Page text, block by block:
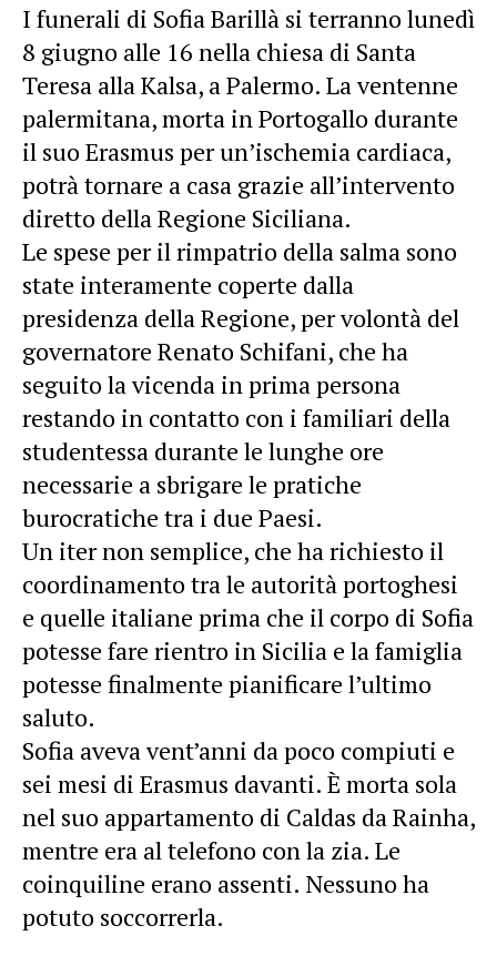
I funerali di Sofia Barillà si terranno lunedì
8 giugno alle 16 nella chiesa di Santa
Teresa alla Kalsa, a Palermo. La ventenne
palermitana, morta in Portogallo durante
il suo Erasmus per un’ischemia cardiaca,
potrà tornare a casa grazie all’intervento
diretto della Regione Siciliana.
Le spese per il rimpatrio della salma sono
state interamente coperte dalla
presidenza della Regione, per volontà del
governatore Renato Schifani, che ha
seguito la vicenda in prima persona
restando in contatto con i familiari della
studentessa durante le lunghe ore
necessarie a sbrigare le pratiche
burocratiche tra i due Paesi.
Un iter non semplice, che ha richiesto il
coordinamento tra le autorità portoghesi
e quelle italiane prima che il corpo di Sofia
potesse fare rientro in Sicilia e la famiglia
potesse finalmente pianificare l’ultimo
saluto.
Sofia aveva vent’anni da poco compiuti e
sei mesi di Erasmus davanti. È morta sola
nel suo appartamento di Caldas da Rainha,
mentre era al telefono con la zia. Le
coinquiline erano assenti. Nessuno ha
potuto soccorrerla.